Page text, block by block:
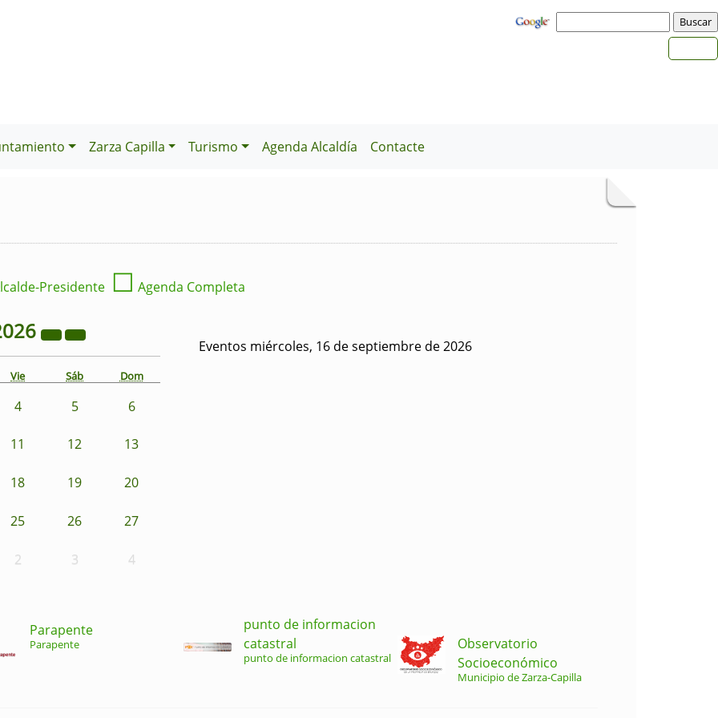
Zarza Capilla Turismo Agenda Alcaldía Contacte
Presidente ☐ Agenda Completa
Vie Sáb Dom
4 5 6
11 12 13
18 19 20
25 26 27
2 3 4
Eventos miércoles, 16 de septiembre de 2026
Parapente
Parapente
punto de informacion
catastral
punto de informacion catastral
Observatorio
Socioeconómico
Municipio de Zarza-Capilla